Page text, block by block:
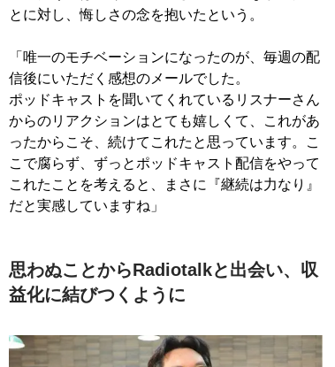
とに対し、悔しさの念を抱いたという。
「唯一のモチベーションになったのが、毎週の配
信後にいただく感想のメールでした。
ポッドキャストを聞いてくれているリスナーさん
からのリアクションはとても嬉しくて、これがあ
ったからこそ、続けてこれたと思っています。こ
こで腐らず、ずっとポッドキャスト配信をやって
これたことを考えると、まさに『継続は力なり』
だと実感していますね」
思わぬことからRadiotalkと出会い、収
益化に結びつくように